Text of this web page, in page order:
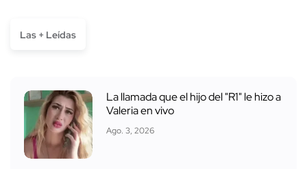
Las + Leídas
La llamada que el hijo del "R1" le hizo a
Valeria en vivo
Ago. 3, 2026